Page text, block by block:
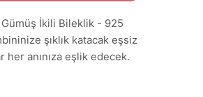
Gümüş İkili Bileklik - 925
şıklık katacak eşsiz
anınıza eşlik edecek.